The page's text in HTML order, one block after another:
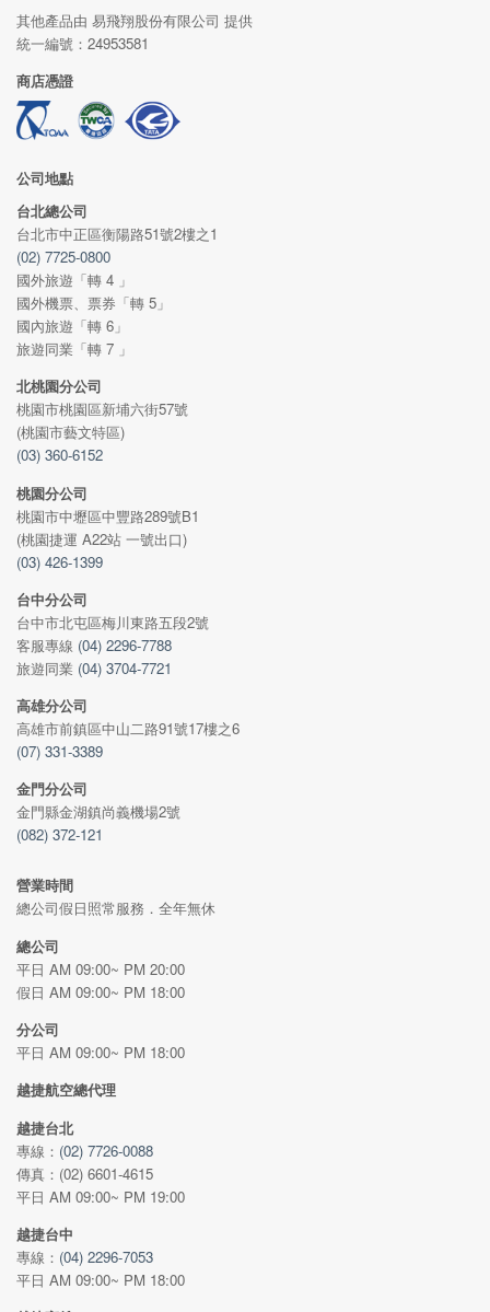
其他產品由 易飛翔股份有限公司 提供
統一編號：24953581
商店憑證
公司地點
台北總公司
台北市中正區衡陽路51號2樓之1
(02) 7725-0800
國外旅遊「轉 4 」
國外機票、票券「轉 5」
國內旅遊「轉 6」
旅遊同業「轉 7 」
北桃園分公司
桃園市桃園區新埔六街57號
(桃園市藝文特區)
(03) 360-6152
桃園分公司
桃園市中壢區中豐路289號B1
(桃園捷運 A22站 一號出口)
(03) 426-1399
台中分公司
台中市北屯區梅川東路五段2號
客服專線 (04) 2296-7788
旅遊同業 (04) 3704-7721
高雄分公司
高雄市前鎮區中山二路91號17樓之6
(07) 331-3389
金門分公司
金門縣金湖鎮尚義機場2號
(082) 372-121
營業時間
總公司假日照常服務．全年無休
總公司
平日 AM 09:00~ PM 20:00
假日 AM 09:00~ PM 18:00
分公司
平日 AM 09:00~ PM 18:00
越捷航空總代理
越捷台北
專線： (02) 7726-0088
傳真：(02) 6601-4615
平日 AM 09:00~ PM 19:00
越捷台中
專線： (04) 2296-7053
平日 AM 09:00~ PM 18:00